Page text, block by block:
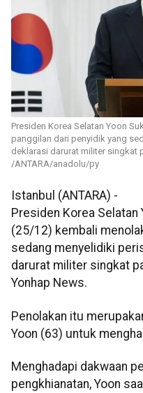
Presiden Korea Selatan Yoon
panggilan dari penyidik yang
deklarasi darurat militer singkat
/ANTARA/anadolu/py
Istanbul (ANTARA) -
Presiden Korea Selatan
(25/12) kembali
sedang menyelidiki
darurat militer singkat
Yonhap News.
Penolakan itu
Yoon (63) untuk
Menghadapi dakwaan
pengkhianatan, Yoon